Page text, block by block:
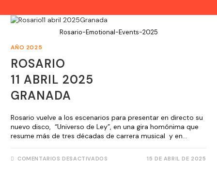
Rosario-Emotional-Events-2025
AÑO 2025
ROSARIO
11 ABRIL 2025
GRANADA
Rosario vuelve a los escenarios para presentar en directo su
nuevo disco, “Universo de Ley”, en una gira homónima que
resume más de tres décadas de carrera musical y en…
COMENTARIOS DESACTIVADOS 15 DE ABRIL DE 2025